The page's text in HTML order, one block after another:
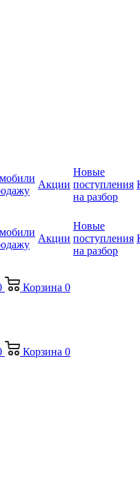
Акции
Новые
поступления
на разбор
Акции
Новые
поступления
на разбор
Корзина 0
Корзина 0